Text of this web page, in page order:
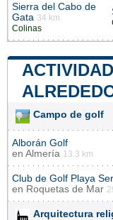
Sierra del Cabo de
Gata 34 km
Colinas
Campo de golf
Alborán Golf
en Almería 13.3 km
Club de Golf Playa
en Roquetas de Mar
Arquitectura